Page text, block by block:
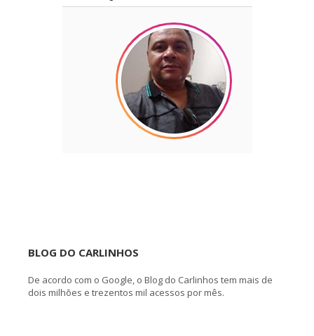
BLOG DO CARLINHOS
De acordo com o Google, o Blog do Carlinhos tem mais de
dois milhões e trezentos mil acessos por mês.